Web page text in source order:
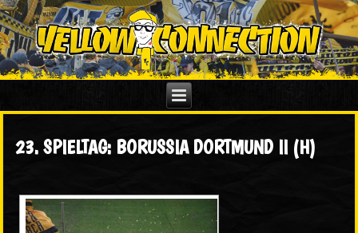
23. SPIELTAG: BORUSSIA DORTMUND II (H)